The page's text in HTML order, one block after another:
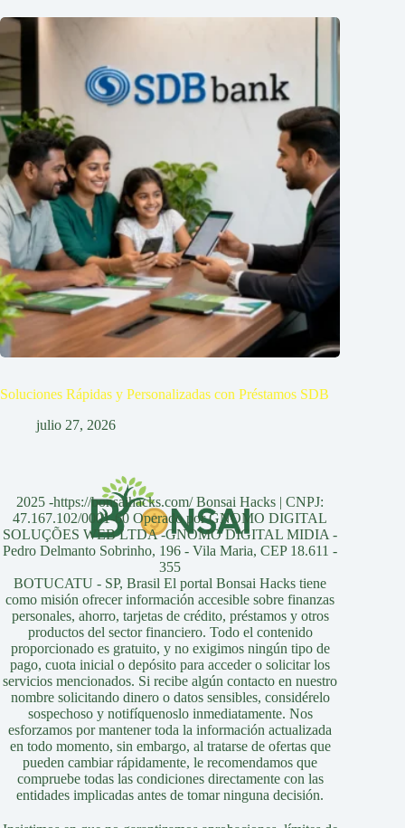
Soluciones Rápidas y Personalizadas con Préstamos SDB
julio 27, 2026
2025 -https://bonsaihacks.com/ Bonsai Hacks | CNPJ:
47.167.102/0001-60 Operado por GNOMO DIGITAL
SOLUÇÕES WEB LTDA -GNOMO DIGITAL MIDIA -
Pedro Delmanto Sobrinho, 196 - Vila Maria, CEP 18.611 -
355
BOTUCATU - SP, Brasil El portal Bonsai Hacks tiene
como misión ofrecer información accesible sobre finanzas
personales, ahorro, tarjetas de crédito, préstamos y otros
productos del sector financiero. Todo el contenido
proporcionado es gratuito, y no exigimos ningún tipo de
pago, cuota inicial o depósito para acceder o solicitar los
servicios mencionados. Si recibe algún contacto en nuestro
nombre solicitando dinero o datos sensibles, considérelo
sospechoso y notifíquenoslo inmediatamente. Nos
esforzamos por mantener toda la información actualizada
en todo momento, sin embargo, al tratarse de ofertas que
pueden cambiar rápidamente, le recomendamos que
compruebe todas las condiciones directamente con las
entidades implicadas antes de tomar ninguna decisión.